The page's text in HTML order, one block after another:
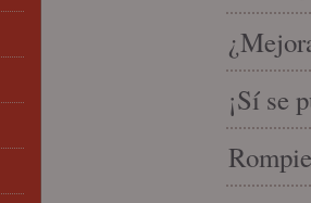
¡Sí se